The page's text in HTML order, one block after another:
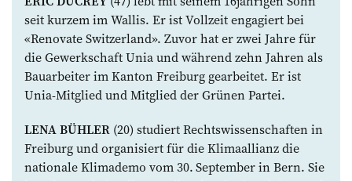
seit kurzem im Wallis. Er ist Vollzeit engagiert bei
«Renovate Switzerland». Zuvor hat er zwei Jahre für
die Gewerkschaft Unia und während zehn Jahren als
Bauarbeiter im Kanton Freiburg gearbeitet. Er ist
Unia-Mitglied und Mitglied der Grünen Partei.
LENA BÜHLER (20) studiert Rechtswissenschaften in
Freiburg und organisiert für die Klimaallianz die
nationale Klimademo vom 30. September in Bern. Sie